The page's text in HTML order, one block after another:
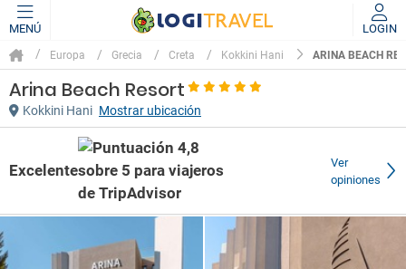
MENÚ LOGIN
Europa Grecia Creta Kokkini Hani ARINA BEACH
Arina Beach Resort
Kokkini Hani Mostrar ubicación
Excelente
Ver
opiniones